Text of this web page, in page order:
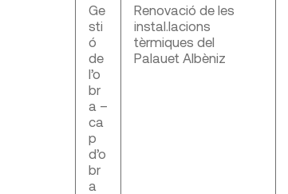
Ge
sti
ó
de
l’o
br
a –
ca
p
d’o
br
a
Renovació de les
instal.lacions
tèrmiques del
Palauet Albèniz